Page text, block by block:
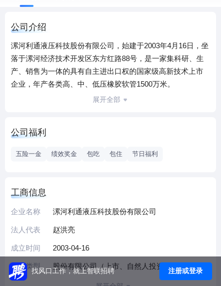
公司介绍
漯河利通液压科技股份有限公司，始建于2003年4月16日，坐
落于漯河经济技术开发区东方红路88号，是一家集科研、生
产、销售为一体的具有自主进出口权的国家级高新技术上市
企业，年产各类高、中、低压橡胶软管1500万米。
公司主营产品有超级大力神，大力神、舵手、帕克斯四大系
PTFE/HNBR系列软管具有耐高温、耐高压、耐10% H2S的特
ISO14001-2004环境管理体系、ISO/TS16949-2009汽车行业
产品质量管理体系、美国MHSA矿业安全和健康管理体系认证
及美国石油学会API Q1、7K/16C认证、FDA认证，获得了“武
器装备承制资格证”和《矿用安全标志证书》等资格证书。
授、博士生导师、硕士、本科以上技术人员 37人，拥有
CNAS认证的国家级实验室、河南省高压橡胶软管工程技术研
究中心，并与青岛科技大学联合建立利通液压青岛研究所，
展开全部
公司福利
五险一金 绩效奖金 包吃 包住 节日福利
工商信息
企业名称 漯河利通液压科技股份有限公司
法人代表 赵洪亮
成立时间 2003-04-16
企业类型 股份有限公司（上市、自然人投资或控股）
找风口工作，就上智联招聘 注册或登录